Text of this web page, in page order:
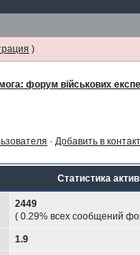
)
форум військових
·Добавить в контакт
Статистика
2449
( 0.29% всех сообщений
1.9